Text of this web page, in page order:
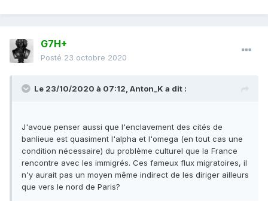
G7H+
Posté 23 octobre 2020
Le 23/10/2020 à 07:12, Anton_K a dit :
J'avoue penser aussi que l'enclavement des cités de
banlieue est quasiment l'alpha et l'omega (en tout cas une
condition nécessaire) du problème culturel que la France
rencontre avec les immigrés. Ces fameux flux migratoires, il
n'y aurait pas un moyen même indirect de les diriger ailleurs
que vers le nord de Paris?